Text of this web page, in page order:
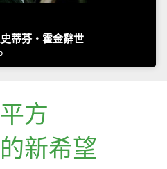
史蒂芬‧霍金辭世
方
新希望